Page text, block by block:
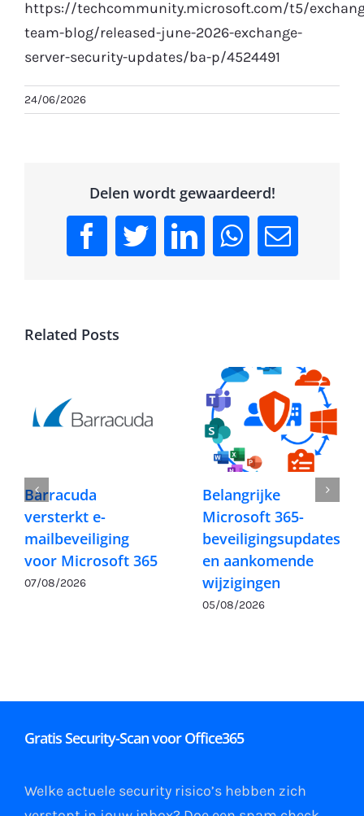
https://techcommunity.microsoft.com/t5/
team-blog/released-june-2026-exchange-
server-security-updates/ba-p/4524491
24/06/2026
Delen wordt gewaardeerd!
Facebook
TwitterLinkedInWhatsApp
Email
Related Posts
Barracuda
versterkt e-
mailbeveiliging
voor Microsoft 365
07/08/2026
Belangrijke
Microsoft 365-
beveiligingsupdates
en aankomende
wijzigingen
05/08/2026
Gratis Security-Scan voor Office365
Welke actuele security risico’s hebben zich